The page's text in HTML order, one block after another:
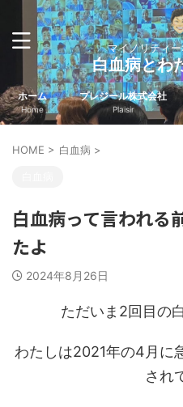
マイノリティ
白血病とわ
ホーム
Home
プレジール株式会社
Plaisir
HOME > 白血病 >
白血病って言われる
たよ
2024年8月26日
ただいま2回目の
わたしは2021年の4月に
され